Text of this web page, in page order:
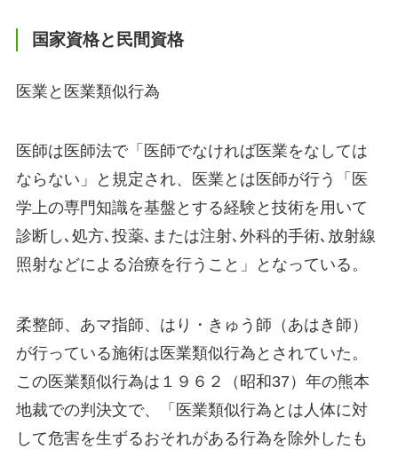
国家資格と民間資格
医業と医業類似行為
医師は医師法で「医師でなければ医業をなしては
ならない」と規定され、医業とは医師が行う「医
学上の専門知識を基盤とする経験と技術を用いて
診断し､処方､投薬､または注射､外科的手術､放射線
照射などによる治療を行うこと」となっている。
柔整師、あマ指師、はり・きゅう師（あはき師）
が行っている施術は医業類似行為とされていた。
この医業類似行為は１９６２（昭和37）年の熊本
地裁での判決文で、「医業類似行為とは人体に対
して危害を生ずるおそれがある行為を除外したも